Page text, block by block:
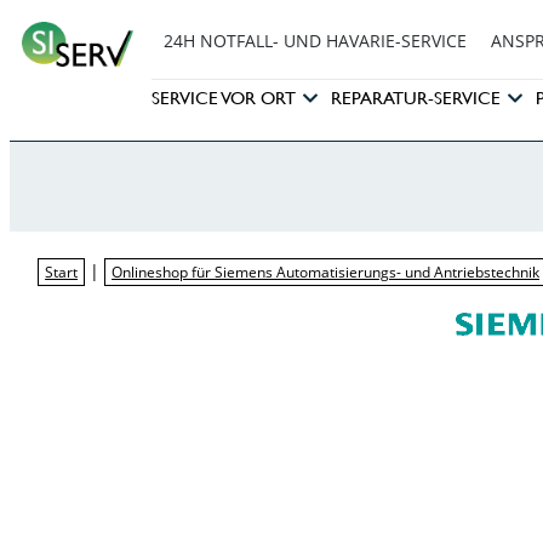
24H NOTFALL- UND HAVARIE-SERVICE
SERVICE VOR ORT REPARATUR-SERVICE
Start | Onlineshop für Siemens Automatisierungs- und Antriebstechnik